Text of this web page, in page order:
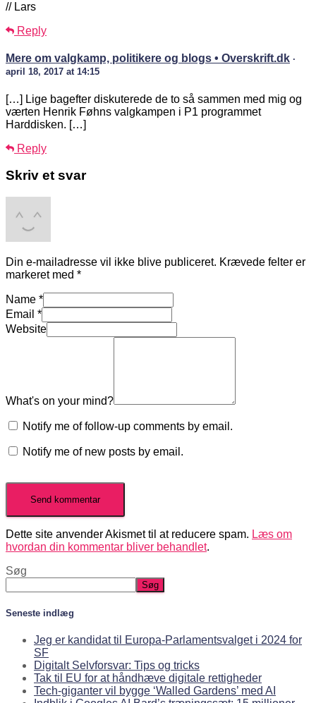
// Lars
Reply
Mere om valgkamp, politikere og blogs • Overskrift.dk ·
april 18, 2017 at 14:15
[…] Lige bagefter diskuterede de to så sammen med mig og
værten Henrik Føhns valgkampen i P1 programmet
Harddisken. […]
Reply
Skriv et svar
Din e-mailadresse vil ikke blive publiceret. Krævede felter er
markeret med *
Name *
Email *
Website
What's on your mind?
Notify me of follow-up comments by email.
Notify me of new posts by email.
Dette site anvender Akismet til at reducere spam. Læs om
hvordan din kommentar bliver behandlet.
Søg
Søg
Seneste indlæg
Jeg er kandidat til Europa-Parlamentsvalget i 2024 for
SF
Digitalt Selvforsvar: Tips og tricks
Tak til EU for at håndhæve digitale rettigheder
Tech-giganter vil bygge ‘Walled Gardens’ med AI